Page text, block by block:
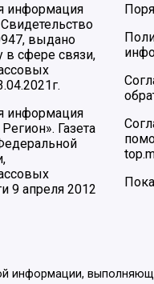
информация
выдано
в сфере связи,
информация
Газета
9 апреля 2012
информации,